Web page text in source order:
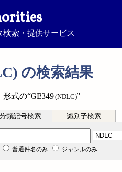
検索・提供サービス
の検索結果
式の“GB349 (NDLC)”
分類記号検索 識別子検索
普通件名のみ ジャンルのみ